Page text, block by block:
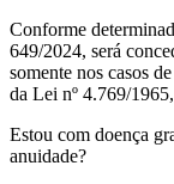
Conforme
649/2024, será
somente nos casos
da Lei nº 4.769/
Estou com doença
anuidade?